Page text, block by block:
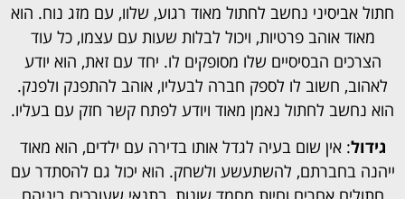
חתול אביסיני נחשב לחתול מאוד רגוע, שלוו, עם מזג נוח. הוא
מאוד אוהב פרטיות, ויכול לבלות שעות עם עצמו, כל עוד
הצרכים הבסיסיים שלו מסופקים לו. יחד עם זאת, הוא יודע
לאהוב, חשוב לו לספק חברה לבעליו, אוהב להתפנק ולפנק.
הוא נחשב לחתול נאמן מאוד ויודע לפתח קשר חזק עם בעליו.
גידול: אין שום בעיה לגדל אותו בדירה עם ילדים, הוא מאוד
ייהנה בחברתם, להשתעשע ולשחק. הוא יכול גם להסתדר עם